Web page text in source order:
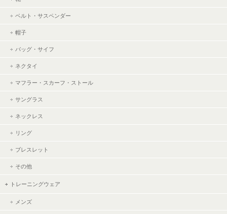
ベルト・サスペンダー
帽子
バッグ・サイフ
ネクタイ
マフラー・スカーフ・ストール
サングラス
ネックレス
リング
ブレスレット
その他
トレーニングウェア
メンズ